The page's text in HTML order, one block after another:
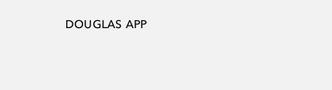
DOUGLAS APP